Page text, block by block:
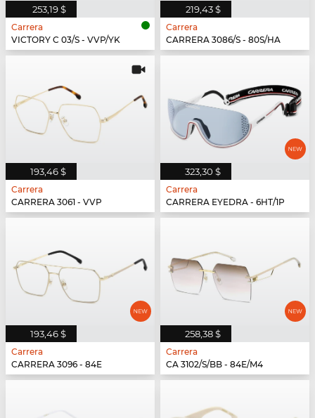
253,19 $
Carrera
VICTORY C 03/S - VVP/YK
219,43 $
Carrera
CARRERA 3086/S - 80S/HA
193,46 $
Carrera
CARRERA 3061 - VVP
323,30 $
Carrera
CARRERA EYEDRA - 6HT/1P
193,46 $
Carrera
CARRERA 3096 - 84E
258,38 $
Carrera
CA 3102/S/BB - 84E/M4